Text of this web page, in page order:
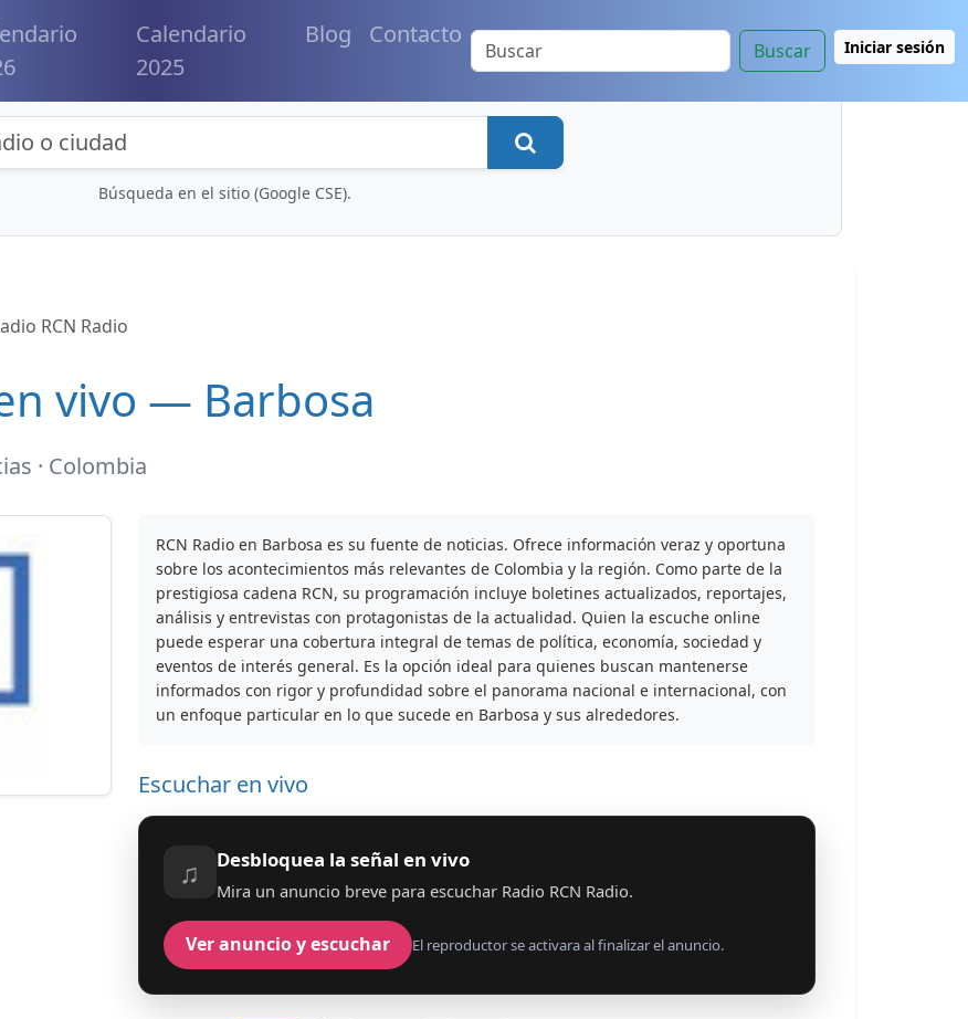
Calendario
2025
Blog Contacto
Buscar Iniciar sesión
de radios y contenidos
Búsqueda en el sitio (Google CSE).
RCN Radio
vivo — Barbosa
· Colombia
RCN Radio en Barbosa es su fuente de noticias. Ofrece información veraz y oportuna
sobre los acontecimientos más relevantes de Colombia y la región. Como parte de la
prestigiosa cadena RCN, su programación incluye boletines actualizados, reportajes,
análisis y entrevistas con protagonistas de la actualidad. Quien la escuche online
puede esperar una cobertura integral de temas de política, economía, sociedad y
eventos de interés general. Es la opción ideal para quienes buscan mantenerse
informados con rigor y profundidad sobre el panorama nacional e internacional, con
un enfoque particular en lo que sucede en Barbosa y sus alrededores.
Escuchar en vivo
♫ Desbloquea la señal en vivo
Mira un anuncio breve para escuchar Radio RCN Radio.
Ver anuncio y escuchar El reproductor se activara al finalizar el anuncio.